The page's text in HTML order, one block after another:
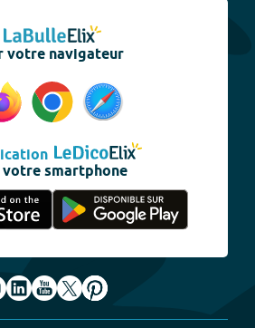
votre navigateur
votre smartphone